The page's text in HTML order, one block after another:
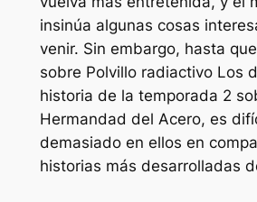
insinúa algunas cosas
venir. Sin embargo, hasta
sobre Polvillo radiactivoLos
historia de la temporada 2
Hermandad del Acero, es
demasiado en ellos en
historias más desarrolladas